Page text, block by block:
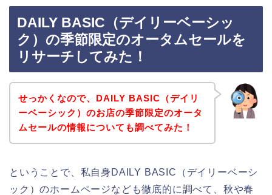
DAILY BASIC（デイリーベーシッ
ク）の季節限定のオータムセールを
リサーチしてみた！
せっかくなので、DAILY BASIC（デイリ
ーベーシック）のお店の季節限定のオータ
ムセールの情報についても調べてみた！
ということで、私自身DAILY BASIC（デイリーベーシ
ック）のホームページなども徹底的に調べて、秋や春